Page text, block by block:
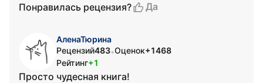
Понравилась рецензия?
Да
АленаТюрина
Рецензий483•Оценок+1468
Рейтинг+1
Просто чудесная книга!